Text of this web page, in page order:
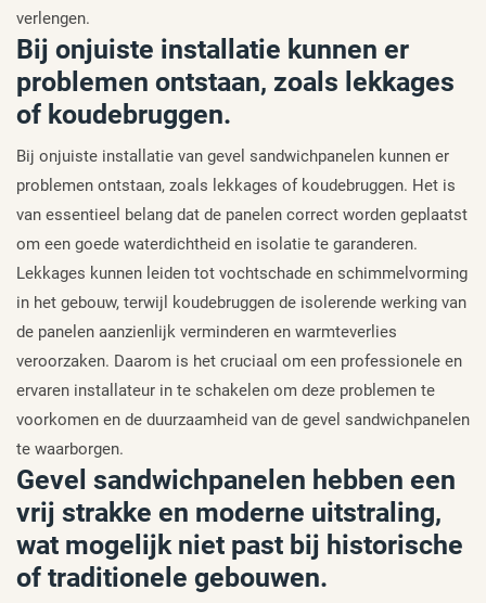
verlengen.
Bij onjuiste installatie kunnen er
problemen ontstaan, zoals lekkages
of koudebruggen.
Bij onjuiste installatie van gevel sandwichpanelen kunnen er
problemen ontstaan, zoals lekkages of koudebruggen. Het is
van essentieel belang dat de panelen correct worden geplaatst
om een goede waterdichtheid en isolatie te garanderen.
Lekkages kunnen leiden tot vochtschade en schimmelvorming
in het gebouw, terwijl koudebruggen de isolerende werking van
de panelen aanzienlijk verminderen en warmteverlies
veroorzaken. Daarom is het cruciaal om een professionele en
ervaren installateur in te schakelen om deze problemen te
voorkomen en de duurzaamheid van de gevel sandwichpanelen
te waarborgen.
Gevel sandwichpanelen hebben een
vrij strakke en moderne uitstraling,
wat mogelijk niet past bij historische
of traditionele gebouwen.